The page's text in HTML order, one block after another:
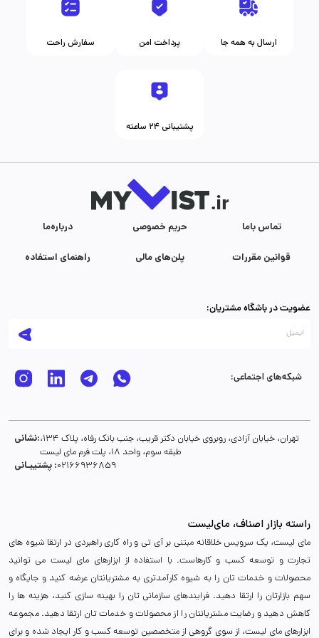
سفارش راحت پرداخت امن ارسال به همه جا
پشتیبانی ۲۴ ساعته
درباره‌ما حریم خصوصی تماس با‌ما
راهنمای استفاده پلن‌های مالی قوانین مقررات
عضویت در باشگاه مشتریان:
شبکه‌های اجتماعی:
نشانی:تهران، خیابان آزادی، روبروی خیابان دکتر قریب، جنب بانک رفاه، پلاک 134،
طبقه سوم، واحد 18، پلت فرم مای لیست
پشتیبـانی :02166936859
راسته بازار اصناف، مای‌لیست
مای لیست، یک سرویس خلاقانه مبتنی بر آی تی و راه کاری راهبردی در ارتقا شیوه های
تجارت و توسعه کسب و کارهاست. با استفاده از ابزارهای مای لیست می توانید
محصولات و خدمات تان را به شیوه کارآمدتری به مشتریانتان عرضه کنید و جایگاه و
سهم بازارتان را ارتقا دهید. فرایندهای سازمانی تان را بهینه سازی کنید، هزینه ها را
کاهش دهید و رضایت مشتریانتان را از محصولات و خدمات تان ارتقا دهید. مجموعه
ابزارهای مای لیست، از سوی گروهی از متخصصین توسعه کسب و کار ایجاد شده و برای